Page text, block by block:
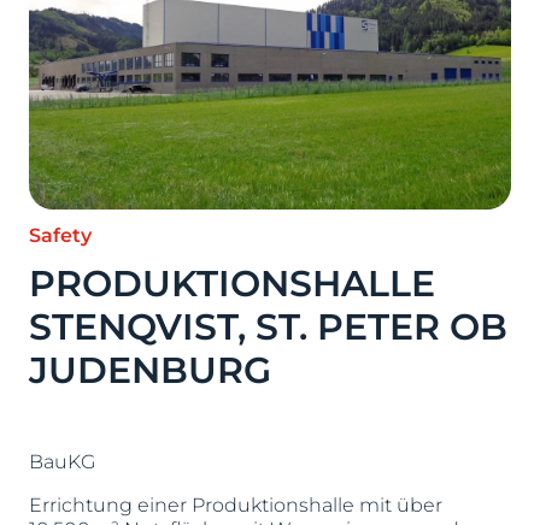
Safety
PRODUKTIONSHALLE
STENQVIST, ST. PETER OB
JUDENBURG
BauKG
Errichtung einer Produktionshalle mit über